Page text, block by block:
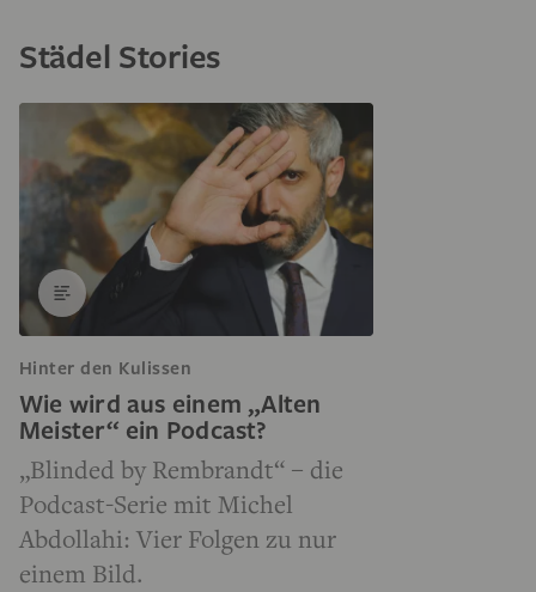
Städel Stories
Hinter den Kulissen
Wie wird aus einem „Alten
Meister“ ein Podcast?
„Blinded by Rembrandt“ – die
Podcast-Serie mit Michel
Abdollahi: Vier Folgen zu nur
einem Bild.